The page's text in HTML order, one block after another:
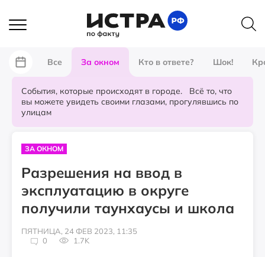
Все За окном Кто в ответе? Шок!
События, которые происходят в городе. Всё то, что
вы можете увидеть своими глазами, прогулявшись по
улицам
ЗА ОКНОМ
Разрешения на ввод в
эксплуатацию в округе
получили таунхаусы и школа
ПЯТНИЦА, 24 ФЕВ 2023, 11:35
0
1.7K